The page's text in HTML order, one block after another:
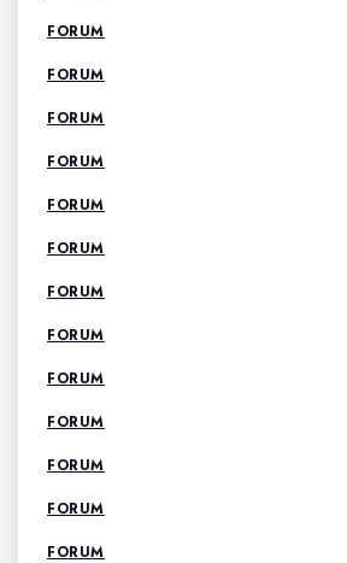
FORUM
FORUM
FORUM
FORUM
FORUM
FORUM
FORUM
FORUM
FORUM
FORUM
FORUM
FORUM
FORUM